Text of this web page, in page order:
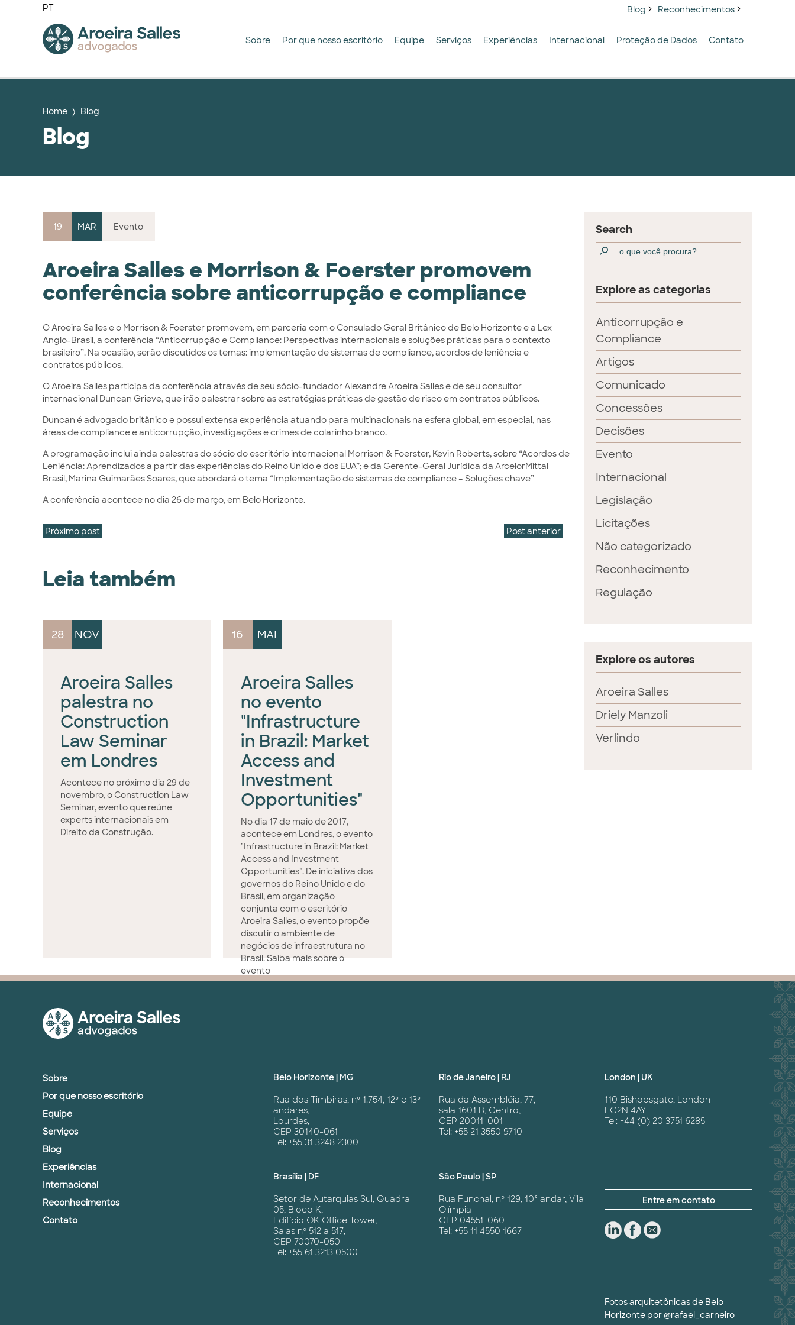
PT Blog Reconhecimentos
Sobre Por que nosso escritório Equipe Serviços Experiências Internacional Proteção de Dados Contato
Home Blog
Blog
Search
Explore as categorias
Anticorrupção e
Compliance
Artigos
Comunicado
Concessões
Decisões
Evento
Internacional
Legislação
Licitações
Não categorizado
Reconhecimento
Regulação
Explore os autores
Aroeira Salles
Driely Manzoli
Verlindo
19 MAR Evento
Aroeira Salles e Morrison & Foerster promovem
conferência sobre anticorrupção e compliance
O Aroeira Salles e o Morrison & Foerster promovem, em parceria com o Consulado Geral Britânico de Belo Horizonte e a Lex
Anglo-Brasil, a conferência “Anticorrupção e Compliance: Perspectivas internacionais e soluções práticas para o contexto
brasileiro”. Na ocasião, serão discutidos os temas: implementação de sistemas de compliance, acordos de leniência e
contratos públicos.
O Aroeira Salles participa da conferência através de seu sócio-fundador Alexandre Aroeira Salles e de seu consultor
internacional Duncan Grieve, que irão palestrar sobre as estratégias práticas de gestão de risco em contratos públicos.
Duncan é advogado britânico e possui extensa experiência atuando para multinacionais na esfera global, em especial, nas
áreas de compliance e anticorrupção, investigações e crimes de colarinho branco.
A programação inclui ainda palestras do sócio do escritório internacional Morrison & Foerster, Kevin Roberts, sobre “Acordos de
Leniência: Aprendizados a partir das experiências do Reino Unido e dos EUA”; e da Gerente-Geral Jurídica da ArcelorMittal
Brasil, Marina Guimarães Soares, que abordará o tema “Implementação de sistemas de compliance – Soluções chave”
A conferência acontece no dia 26 de março, em Belo Horizonte.
Próximo post Post anterior
Leia também
28 NOV
Aroeira Salles
palestra no
Construction
Law Seminar
em Londres
Acontece no próximo dia 29 de
novembro, o Construction Law
Seminar, evento que reúne
experts internacionais em
Direito da Construção.
16 MAI
Aroeira Salles
no evento
"Infrastructure
in Brazil: Market
Access and
Investment
Opportunities"
No dia 17 de maio de 2017,
acontece em Londres, o evento
"Infrastructure in Brazil: Market
Access and Investment
Opportunities". De iniciativa dos
governos do Reino Unido e do
Brasil, em organização
conjunta com o escritório
Aroeira Salles, o evento propõe
discutir o ambiente de
negócios de infraestrutura no
Brasil. Saiba mais sobre o
evento
Sobre
Por que nosso escritório
Equipe
Serviços
Blog
Experiências
Internacional
Reconhecimentos
Contato
Belo Horizonte | MG
Rua dos Timbiras, nº 1.754, 12º e 13º
andares,
Lourdes,
CEP 30140-061
Tel: +55 31 3248 2300
Rio de Janeiro | RJ
Rua da Assembléia, 77,
sala 1601 B, Centro,
CEP 20011-001
Tel: +55 21 3550 9710
London | UK
110 Bishopsgate, London
EC2N 4AY
Tel: +44 (0) 20 3751 6285
Brasília | DF
Setor de Autarquias Sul, Quadra
05, Bloco K,
Edifício OK Office Tower,
Salas nº 512 a 517,
CEP 70070-050
Tel: +55 61 3213 0500
São Paulo | SP
Rua Funchal, nº 129, 10° andar, Vila
Olímpia
CEP 04551-060
Tel: +55 11 4550 1667
Entre em contato
Fotos arquitetônicas de Belo
Horizonte por@rafael_carneiro